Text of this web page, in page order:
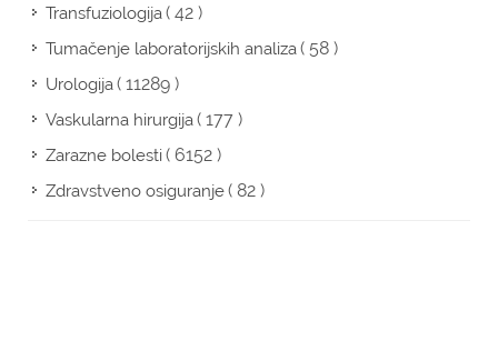
Transfuziologija( 42 )
Tumačenje laboratorijskih analiza( 58 )
Urologija( 11289 )
Vaskularna hirurgija( 177 )
Zarazne bolesti( 6152 )
Zdravstveno osiguranje( 82 )